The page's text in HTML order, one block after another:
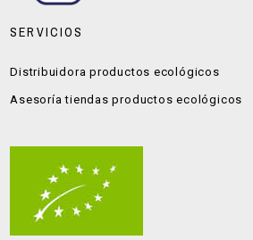
SERVICIOS
Distribuidora productos ecológicos
Asesoría tiendas productos ecológicos